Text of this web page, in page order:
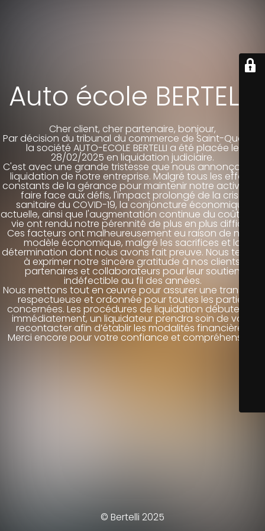
Auto école BERTELLI
Cher client, cher partenaire, bonjour,
Par décision du tribunal du commerce de Saint-Quentin,
la société AUTO-ECOLE BERTELLI a été placée le
28/02/2025 en liquidation judiciaire.
C'est avec une grande tristesse que nous annonçons la
liquidation de notre entreprise. Malgré tous les efforts
constants de la gérance pour maintenir notre activité et
faire face aux défis, l'impact prolongé de la crise
sanitaire du COVID-19, la conjoncture économique
actuelle, ainsi que l'augmentation continue du coût de la
vie ont rendu notre pérennité de plus en plus difficile.
Ces facteurs ont malheureusement eu raison de notre
modèle économique, malgré les sacrifices et la
détermination dont nous avons fait preuve. Nous tenons
à exprimer notre sincère gratitude à nos clients,
partenaires et collaborateurs pour leur soutien
indéfectible au fil des années.
Nous mettons tout en œuvre pour assurer une transition
respectueuse et ordonnée pour toutes les parties
concernées. Les procédures de liquidation débuteront
immédiatement, un liquidateur prendra soin de vous
recontacter afin d’établir les modalités financières.
Merci encore pour votre confiance et compréhension.
© Bertelli 2025